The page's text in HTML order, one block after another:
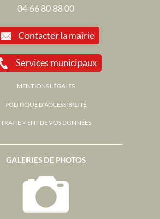
GALERIES DE PHOTOS
04 66 80 88 00
Contacter la mairie
Services municipaux
MENTIONS LÉGALES
POLITIQUE D'ACCESSIBILITÉ
TRAITEMENT DE VOS DONNÉES